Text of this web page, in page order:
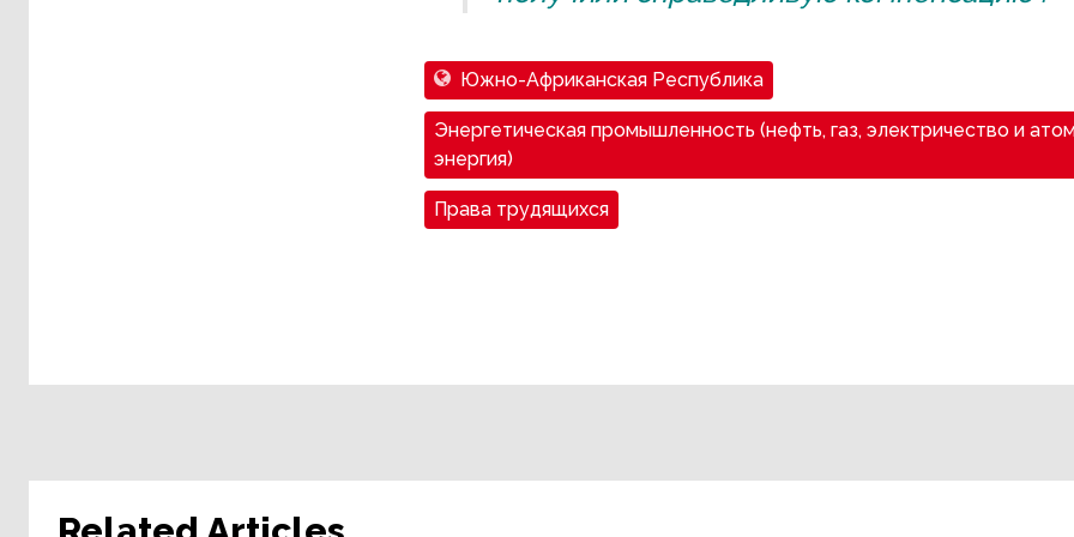
Южно-Африканская Республика
Энергетическая промышленность (нефть, газ, электричество и
энергия)
Права трудящихся